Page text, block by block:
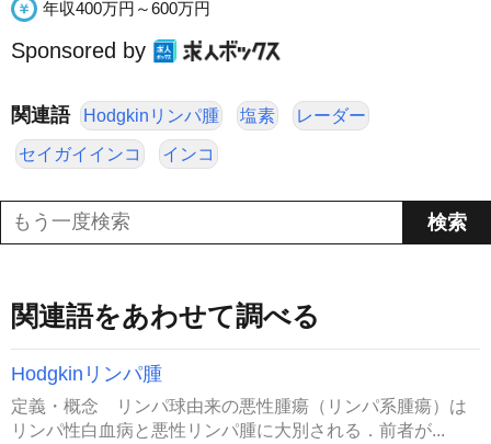
年収400万円～600万円
Sponsored by
関連語 Hodgkinリンパ腫 塩素 レーダー
セイガイインコ インコ
関連語をあわせて調べる
Hodgkinリンパ腫
定義・概念 リンパ球由来の悪性腫瘍（リンパ系腫瘍）は
リンパ性白血病と悪性リンパ腫に大別される．前者が...